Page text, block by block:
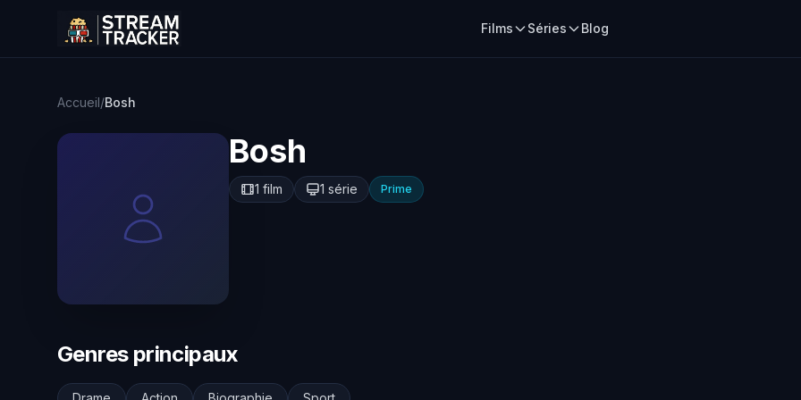
Films Séries Blog
Accueil/Bosh
Bosh
1 film 1 série Prime
Genres principaux